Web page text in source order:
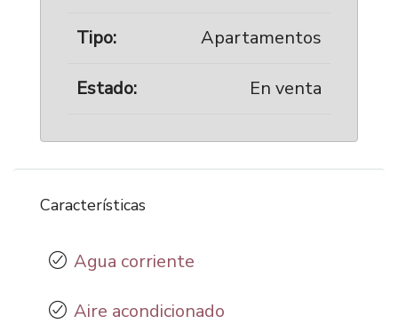
Tipo: Apartamentos
Estado: En venta
Características
Agua corriente
Aire acondicionado